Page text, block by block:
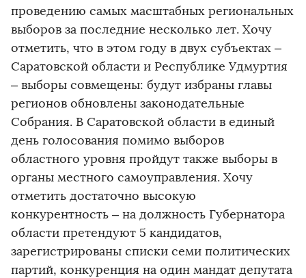
проведению самых масштабных региональных
выборов за последние несколько лет. Хочу
отметить, что в этом году в двух субъектах –
Саратовской области и Республике Удмуртия
– выборы совмещены: будут избраны главы
регионов обновлены законодательные
Собрания. В Саратовской области в единый
день голосования помимо выборов
областного уровня пройдут также выборы в
органы местного самоуправления. Хочу
отметить достаточно высокую
конкурентность – на должность Губернатора
области претендуют 5 кандидатов,
зарегистрированы списки семи политических
партий, конкуренция на один мандат депутата